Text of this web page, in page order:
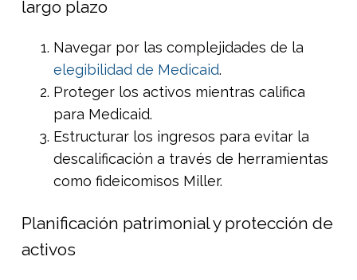
largo plazo
Navegar por las complejidades de la
elegibilidad de Medicaid.
Proteger los activos mientras califica
para Medicaid.
Estructurar los ingresos para evitar la
descalificación a través de herramientas
como fideicomisos Miller.
Planificación patrimonial y protección de
activos